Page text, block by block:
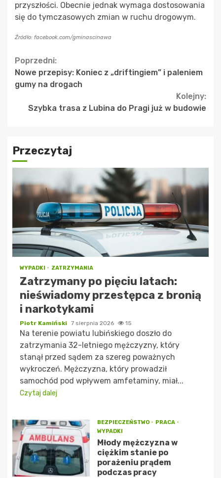
przyszłości. Obecnie jednak wymaga dostosowania
się do tymczasowych zmian w ruchu drogowym.
Źródło: facebook.com/gminascinawa
Continue
Reading
Poprzedni:
Nowe przepisy: Koniec z „driftingiem” i paleniem
gumy na drogach
Kolejny:
Szybka trasa z Lubina do Pragi już w budowie
Przeczytaj
WYPADKI ZATRZYMANIA
Zatrzymany po pięciu latach:
nieświadomy przestępca z bronią
i narkotykami
Piotr Kamiński 7 sierpnia 2026 15
Na terenie powiatu lubińskiego doszło do
zatrzymania 32-letniego mężczyzny, który
stanął przed sądem za szereg poważnych
wykroczeń. Mężczyzna, który prowadził
samochód pod wpływem amfetaminy, miał...
Czytaj dalej
BEZPIECZEŃSTWO
PRACA
WYPADKI
Młody mężczyzna w
ciężkim stanie po
porażeniu prądem
podczas pracy